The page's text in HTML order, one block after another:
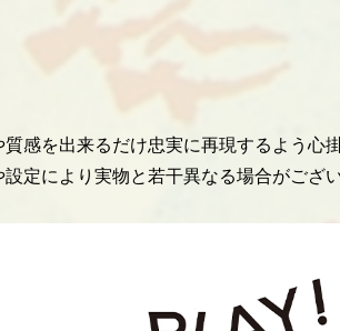
感を出来るだけ忠実に再現するよう心
定により実物と若干異なる場合がござ